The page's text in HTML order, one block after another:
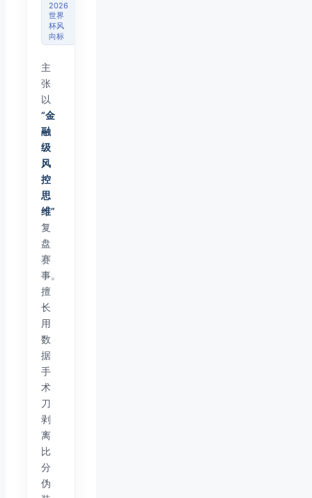
2026
世界
杯风
向标
主
张
以
“金
融
级
风
控
思
维”
复
盘
赛
事。
擅
长
用
数
据
手
术
刀
剥
离
比
分
伪